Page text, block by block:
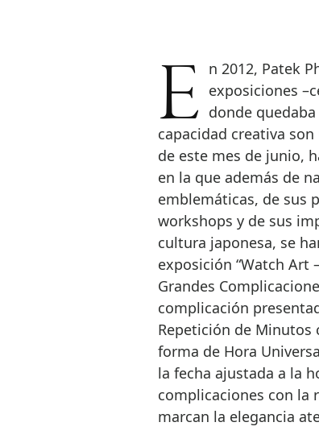
En 2012, Patek Philippe dio comienzo a una serie de grandes exposiciones
donde
capacidad creativa
de este mes de junio,
en la que además de
emblemáticas, de sus
workshops y de sus
cultura japonesa, se
exposición “Watch Art
Grandes
complicación
Repetición de Minutos
forma de Hora
la fecha ajustada a la
complicaciones con la
marcan la elegancia